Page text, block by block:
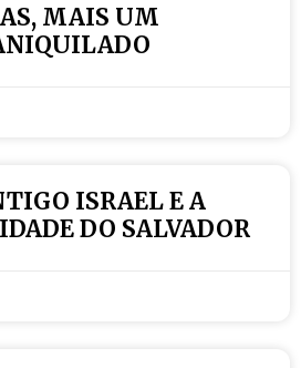
MAIS UM
ISRAEL E A
DO SALVADOR